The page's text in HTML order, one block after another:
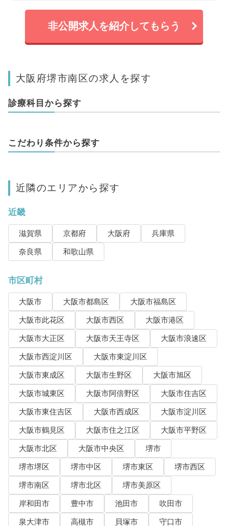
非公開求人を紹介してもらう
大阪府堺市南区の求人を探す
診療科目から探す
こだわり条件から探す
近隣のエリアから探す
近畿
滋賀県 京都府 大阪府
兵庫県
奈良県
和歌山県
市区町村
大阪市 大阪市都島区
大阪市福島区
大阪市此花区
大阪市西区
大阪市港区
大阪市大正区
大阪市天王寺区
大阪市浪速区
大阪市西淀川区
大阪市東淀川区
大阪市東成区
大阪市生野区
大阪市旭区
大阪市城東区
大阪市阿倍野区
大阪市住吉区
大阪市東住吉区
大阪市西成区
大阪市淀川区
大阪市鶴見区
大阪市住之江区
大阪市平野区
大阪市北区
大阪市中央区
堺市
堺市堺区
堺市中区 堺市東区
堺市西区
堺市南区
堺市北区
堺市美原区
岸和田市
豊中市 池田市
吹田市
泉大津市
高槻市 貝塚市
守口市